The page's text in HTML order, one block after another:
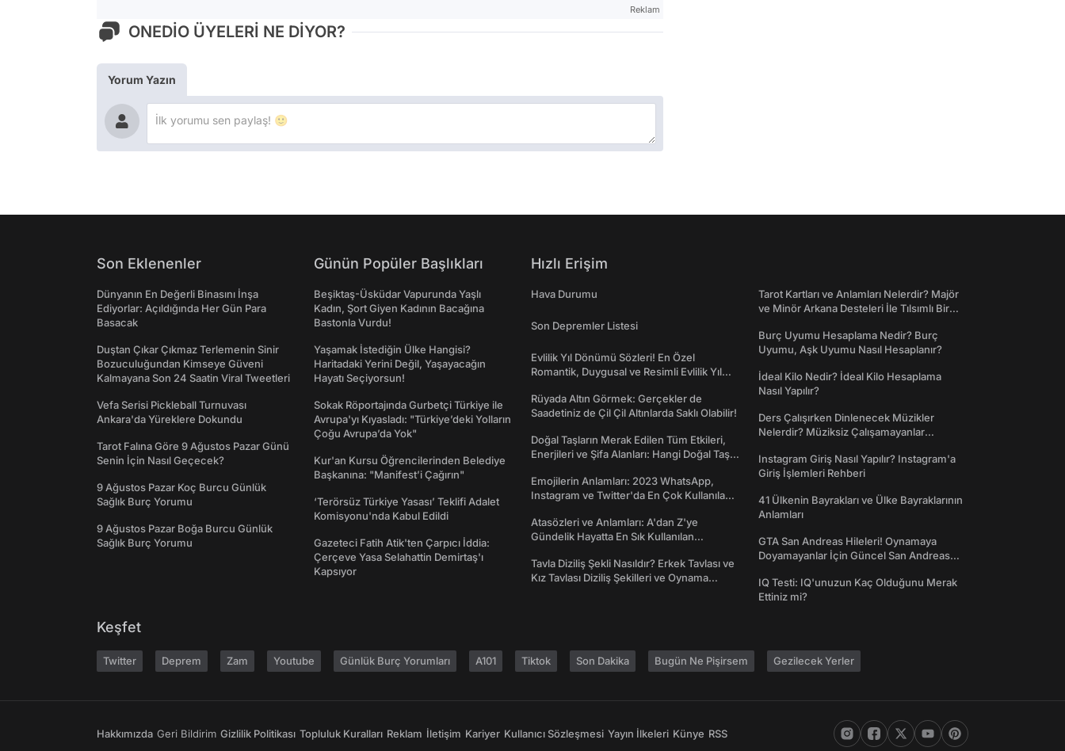
Reklam
ONEDİO ÜYELERİ NE DİYOR?
Yorum Yazın
Son Eklenenler
Dünyanın En Değerli Binasını İnşa
Ediyorlar: Açıldığında Her Gün Para
Basacak
Duştan Çıkar Çıkmaz Terlemenin Sinir
Bozuculuğundan Kimseye Güveni
Kalmayana Son 24 Saatin Viral Tweetleri
Vefa Serisi Pickleball Turnuvası
Ankara'da Yüreklere Dokundu
Tarot Falına Göre 9 Ağustos Pazar Günü
Senin İçin Nasıl Geçecek?
9 Ağustos Pazar Koç Burcu Günlük
Sağlık Burç Yorumu
9 Ağustos Pazar Boğa Burcu Günlük
Sağlık Burç Yorumu
Günün Popüler Başlıkları
Beşiktaş-Üsküdar Vapurunda Yaşlı
Kadın, Şort Giyen Kadının Bacağına
Bastonla Vurdu!
Yaşamak İstediğin Ülke Hangisi?
Haritadaki Yerini Değil, Yaşayacağın
Hayatı Seçiyorsun!
Sokak Röportajında Gurbetçi Türkiye ile
Avrupa'yı Kıyasladı: "Türkiye’deki Yolların
Çoğu Avrupa’da Yok"
Kur'an Kursu Öğrencilerinden Belediye
Başkanına: "Manifest’i Çağırın"
‘Terörsüz Türkiye Yasası’ Teklifi Adalet
Komisyonu'nda Kabul Edildi
Gazeteci Fatih Atik'ten Çarpıcı İddia:
Çerçeve Yasa Selahattin Demirtaş'ı
Kapsıyor
Hızlı Erişim
Hava Durumu
Son Depremler Listesi
Evlilik Yıl Dönümü Sözleri! En Özel
Romantik, Duygusal ve Resimli Evlilik Yıl
Rüyada Altın Görmek: Gerçekler de
Saadetiniz de Çil Çil Altınlarda Saklı Olabilir!
Doğal Taşların Merak Edilen Tüm Etkileri,
Enerjileri ve Şifa Alanları: Hangi Doğal Taş
Emojilerin Anlamları: 2023 WhatsApp,
Instagram ve Twitter'da En Çok Kullanılan
Atasözleri ve Anlamları: A'dan Z'ye
Gündelik Hayatta En Sık Kullanılan
Tavla Diziliş Şekli Nasıldır? Erkek Tavlası ve
Kız Tavlası Diziliş Şekilleri ve Oynama
Tarot Kartları ve Anlamları Nelerdir? Majör
ve Minör Arkana Desteleri İle Tılsımlı Bir
Burç Uyumu Hesaplama Nedir? Burç
Uyumu, Aşk Uyumu Nasıl Hesaplanır?
İdeal Kilo Nedir? İdeal Kilo Hesaplama
Nasıl Yapılır?
Ders Çalışırken Dinlenecek Müzikler
Nelerdir? Müziksiz Çalışamayanlar
Instagram Giriş Nasıl Yapılır? Instagram'a
Giriş İşlemleri Rehberi
41 Ülkenin Bayrakları ve Ülke Bayraklarının
Anlamları
GTA San Andreas Hileleri! Oynamaya
Doyamayanlar İçin Güncel San Andreas
IQ Testi: IQ'unuzun Kaç Olduğunu Merak
Ettiniz mi?
Keşfet
Twitter Deprem Zam Youtube Günlük Burç Yorumları A101 Tiktok Son Dakika Bugün Ne Pişirsem Gezilecek Yerler
Hakkımızda Geri Bildirim Gizlilik Politikası Topluluk Kuralları Reklam İletişim Kariyer Kullanıcı Sözleşmesi Yayın İlkeleri Künye RSS